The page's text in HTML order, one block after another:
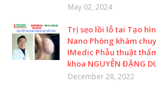
May 02, 2024
Trị sẹo lồi lỗ tai Tạo
Nano Phòng khám
IMedic Phẫu thuật
khoa NGUYỄN ĐẶNG
December 28, 2022